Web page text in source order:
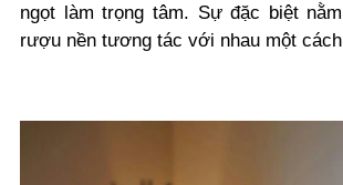
ngọt làm trọng tâm. Sự đặc biệt
rượu nền tương tác với nhau một